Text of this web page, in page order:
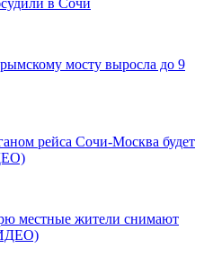
в Сочи
мосту выросла до 9
рейса Сочи-Москва будет
местные жители снимают